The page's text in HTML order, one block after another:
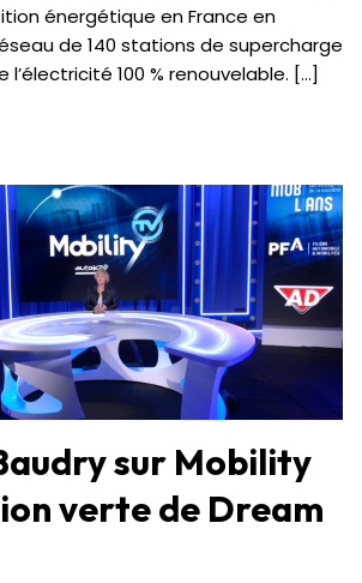
énergétique en France en
de 140 stations de supercharge
100 % renouvelable. […]
sur Mobility
verte de Dream